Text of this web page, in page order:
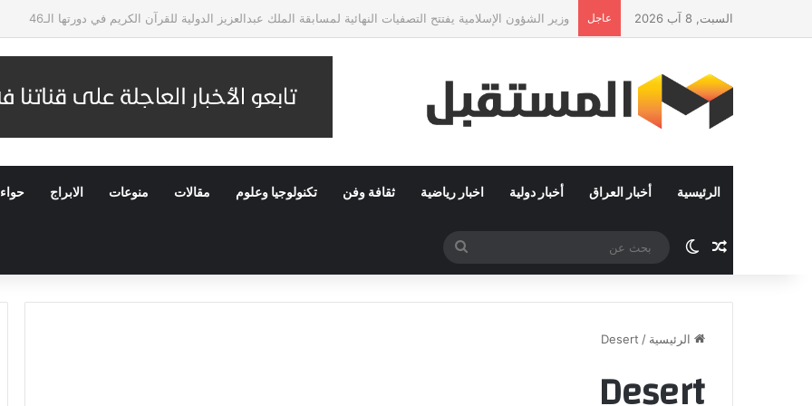
السبت, 8 آب 2026 عاجل عقول تحب مصر: راندة المنشاوي وكتيبة الإنجاز في هيئة المجتمعات العمرانية
الرئيسية أخبار العراق أخبار دولية اخبار رياضية ثقافة وفن تكنولوجيا وعلوم مقالات منوعات الابراج حواء
مقال عشوائي
الوضع المظلم
عن
الرئيسية /
Desert